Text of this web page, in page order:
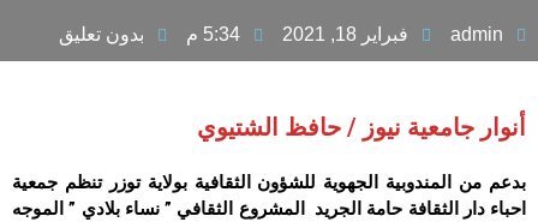
admin فبراير 18, 2021 5:34 م بدون تعليق
أنوار جامعية نيوز / حافظ الشتيوي
بدعم من المندوبية الجهوية للشؤون الثقافية بولاية توزر تنظم جمعية
احباء دار الثقافة حامة الجريد المشروع الثقافي ” نساء بلادي ” الموجه